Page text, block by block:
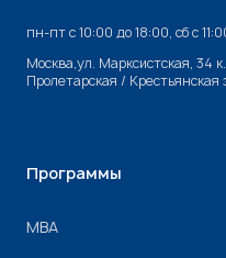
пн-пт с 10:00 до 18:00, cб с
Москва,ул. Марксистская, 34
Пролетарская / Крестьянская
Программы
МВА